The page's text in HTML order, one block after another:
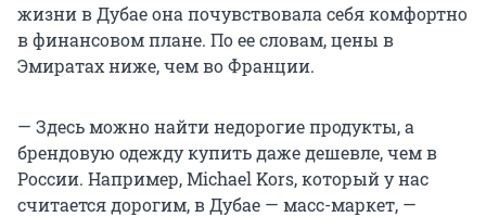
жизни в Дубае она почувствовала себя комфортно
в финансовом плане. По ее словам, цены в
Эмиратах ниже, чем во Франции.
— Здесь можно найти недорогие продукты, а
брендовую одежду купить даже дешевле, чем в
России. Например, Michael Kors, который у нас
считается дорогим, в Дубае — масс-маркет, —